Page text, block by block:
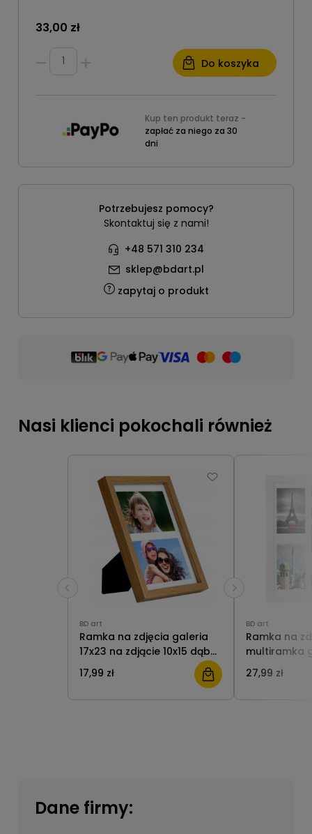
33,00 zł
Do koszyka
Kup ten produkt teraz -
zapłać za niego za 30
dni
Potrzebujesz pomocy?
Skontaktuj się z nami!
+48 571 310 234
sklep@bdart.pl
zapytaj o produkt
Nasi klienci pokochali również
BD art
Ramka na zdjęcia galeria
17x23 na zdjącie 10x15 dąb
BD art
17,99 zł
BD art
Ramka na
multiramka
28x35 cm.
cm. biała
27,99 zł
Dane firmy: